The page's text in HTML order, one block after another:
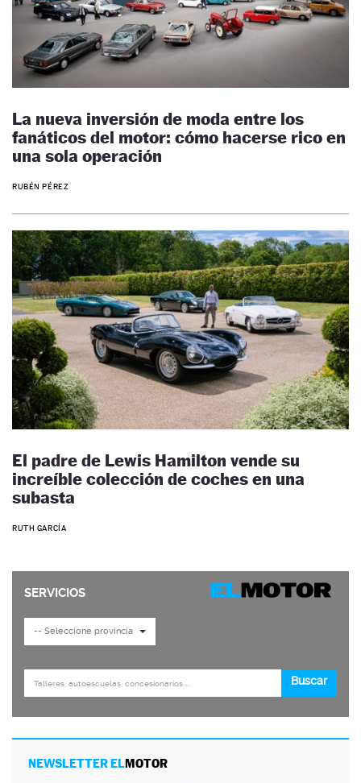
La nueva inversión de moda entre los
fanáticos del motor: cómo hacerse rico en
una sola operación
RUBÉN PÉREZ
El padre de Lewis Hamilton vende su
increíble colección de coches en una
subasta
RUTH GARCÍA
NEWSLETTER ELMOTOR